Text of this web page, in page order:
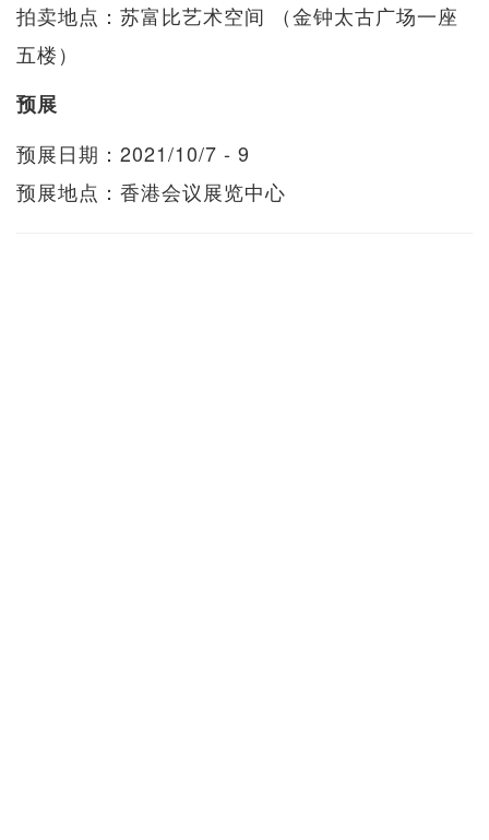
拍卖地点：苏富比艺术空间 （金钟太古广场一座
五楼）
预展
预展日期：2021/10/7 - 9
预展地点：香港会议展览中心